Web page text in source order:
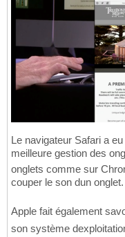
Le navigateur Safari a
meilleure gestion des
onglets comme sur
couper le son dun onglet.
Apple fait également
son système